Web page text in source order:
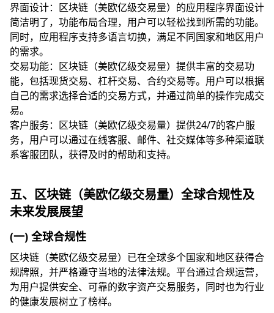
界面设计：区块链（美欧亿级交易量）的应用程序界面设计
简洁明了，功能布局合理，用户可以轻松找到所需的功能。
同时，应用程序支持多语言切换，满足不同国家和地区用户
的需求。
交易功能：区块链（美欧亿级交易量）提供丰富的交易功
能，包括现货交易、杠杆交易、合约交易等。用户可以根据
自己的需求选择合适的交易方式，并通过简单的操作完成交
易。
客户服务：区块链（美欧亿级交易量）提供24/7的客户服
务，用户可以通过在线客服、邮件、社交媒体等多种渠道联
系客服团队，获得及时的帮助和支持。
五、区块链（美欧亿级交易量）全球合规性及
未来发展展望
(一) 全球合规性
区块链（美欧亿级交易量）已在全球多个国家和地区获得合
规牌照，并严格遵守当地的法律法规。平台通过合规运营，
为用户提供安全、可靠的数字资产交易服务，同时也为行业
的健康发展树立了榜样。